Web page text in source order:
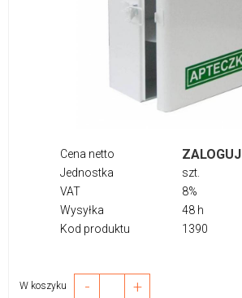
Cena netto ZALOGUJ
Jednostka
szt.
VAT
8%
Wysyłka
48 h
Kod produktu
1390
W koszyku - +